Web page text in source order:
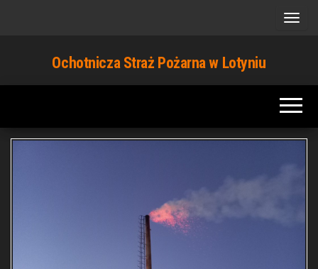
Ochotnicza Straż Pożarna w Lotyniu